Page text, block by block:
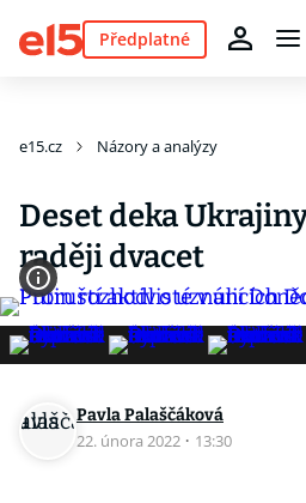
Předplatné
e15.cz Názory a analýzy
Deset deka
raději dvacet
Pavla Palaščáková
22. února 2022 · 13:30